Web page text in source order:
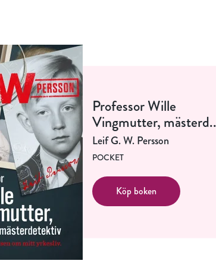
Professor Wille
Vingmutter,
Leif G. W. Persson
POCKET
Köp boken